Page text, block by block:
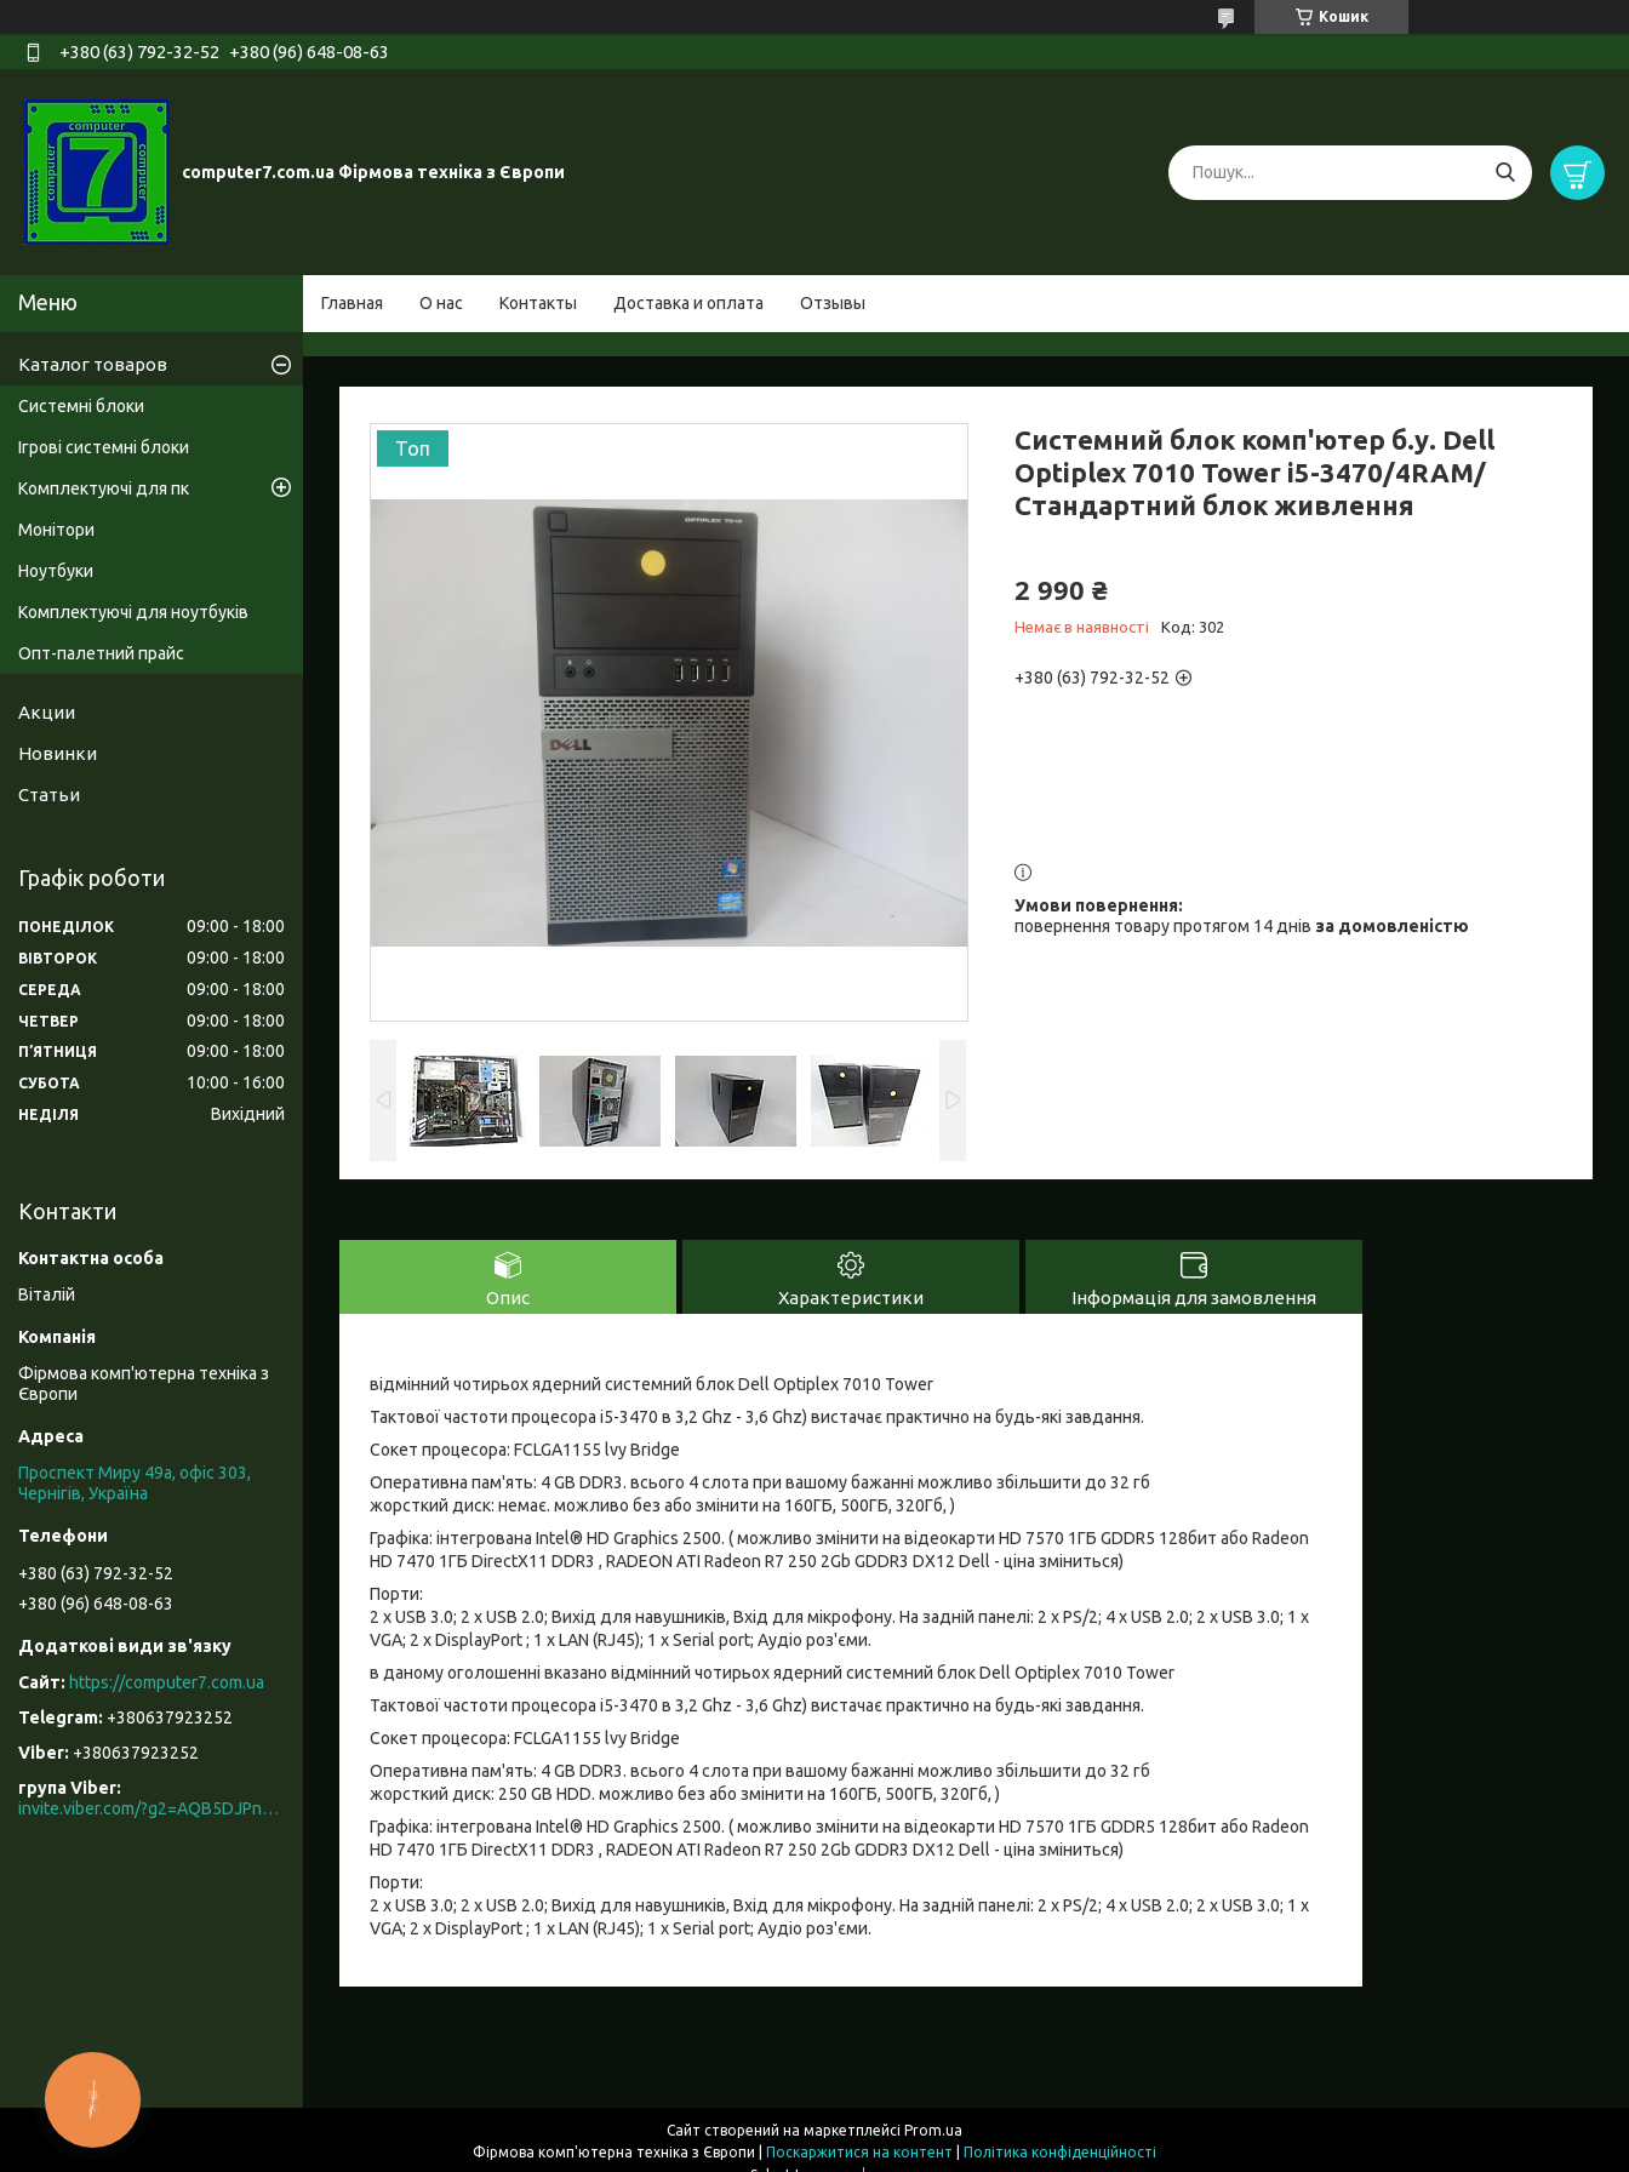
Кошик
+380 (63) 792-32-52 +380 (96) 648-08-63
computer7.com.ua Фірмова техніка з Європи
Главная О нас Контакты Доставка и оплата Отзывы
Топ
Системний блок комп'ютер б.у. Dell
Optiplex 7010 Tower i5-3470/4RAM/
Стандартний блок живлення
2 990 ₴
Немає в наявності Код: 302
+380 (63) 792-32-52
повернення товару протягом 14 днів за домовленістю
Опис Характеристики Інформація для замовлення
відмінний чотирьох ядерний системний блок Dell Optiplex 7010 Tower
Тактової частоти процесора i5-3470 в 3,2 Ghz - 3,6 Ghz) вистачає практично на будь-які завдання.
Сокет процесора: FCLGA1155 lvy Bridge
Оперативна пам'ять: 4 GB DDR3. всього 4 слота при вашому бажанні можливо збільшити до 32 гб
жорсткий диск: немає. можливо без або змінити на 160ГБ, 500ГБ, 320Гб, )
Графіка: інтегрована Intel® HD Graphics 2500. ( можливо змінити на відеокарти HD 7570 1ГБ GDDR5 128бит або Radeon
HD 7470 1ГБ DirectX11 DDR3 , RADEON ATI Radeon R7 250 2Gb GDDR3 DX12 Dell - ціна зміниться)
Порти:
2 x USB 3.0; 2 x USB 2.0; Вихід для навушників, Вхід для мікрофону. На задній панелі: 2 x PS/2; 4 x USB 2.0; 2 x USB 3.0; 1 x
VGA; 2 x DisplayPort ; 1 x LAN (RJ45); 1 x Serial port; Аудіо роз'єми.
в даному оголошенні вказано відмінний чотирьох ядерний системний блок Dell Optiplex 7010 Tower
Тактової частоти процесора i5-3470 в 3,2 Ghz - 3,6 Ghz) вистачає практично на будь-які завдання.
Сокет процесора: FCLGA1155 lvy Bridge
Оперативна пам'ять: 4 GB DDR3. всього 4 слота при вашому бажанні можливо збільшити до 32 гб
жорсткий диск: 250 GB HDD. можливо без або змінити на 160ГБ, 500ГБ, 320Гб, )
Графіка: інтегрована Intel® HD Graphics 2500. ( можливо змінити на відеокарти HD 7570 1ГБ GDDR5 128бит або Radeon
HD 7470 1ГБ DirectX11 DDR3 , RADEON ATI Radeon R7 250 2Gb GDDR3 DX12 Dell - ціна зміниться)
Порти:
2 x USB 3.0; 2 x USB 2.0; Вихід для навушників, Вхід для мікрофону. На задній панелі: 2 x PS/2; 4 x USB 2.0; 2 x USB 3.0; 1 x
VGA; 2 x DisplayPort ; 1 x LAN (RJ45); 1 x Serial port; Аудіо роз'єми.
Каталог товаров
Системні блоки
Ігрові системні блоки
Комплектуючі для пк
Монітори
Ноутбуки
Комплектуючі для ноутбуків
Опт-палетний прайс
Акции
Новинки
Статьи
Графік роботи
ПОНЕДІЛОК 09:00 18:00
ВІВТОРОК 09:00 18:00
СЕРЕДА 09:00 18:00
ЧЕТВЕР 09:00 18:00
ПʼЯТНИЦЯ 09:00 18:00
СУБОТА 10:00 16:00
НЕДІЛЯ Вихідний
Контакти
Віталій
Фірмова комп'ютерна техніка з
Європи
Проспект Миру 49а, офіс 303,
Чернігів, Україна
+380 (63) 792-32-52
+380 (96) 648-08-63
https://computer7.com.ua
+380637923252
+380637923252
група Viber
invite.viber.com/?g2=AQB5DJPnzrcN900ZOqAAIKeKZKnYGX3WR%2F9%2B3M5x3mL7t066rkD2eNKyRhe%2BcU0t
Сайт створений на маркетплейсі Prom.ua
Поскаржитися на контент
Політика конфіденційності
КНОПКА
ЗВ'ЯЗКУ